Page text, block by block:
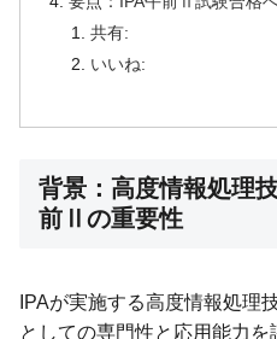
共有:
いいね:
背景：高度情報処理
前Ⅱの重要性
IPAが実施する高度情報処理
としての専門性と応用能力